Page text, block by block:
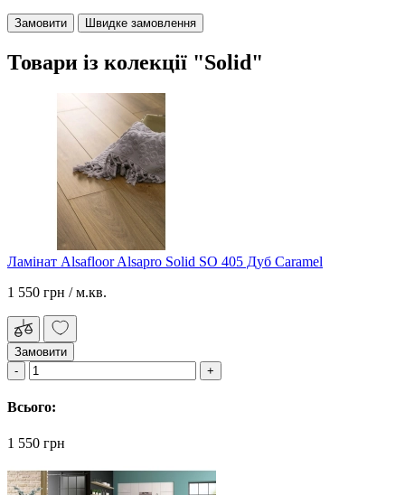
Замовити Швидке замовлення
Товари із колекції "Solid"
Ламінат Alsafloor Alsapro Solid SO 405 Дуб Caramel
1 550 грн / м.кв.
Замовити
Всього:
1 550 грн